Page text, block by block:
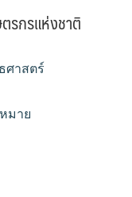
รกรแห่งชาติ
ศาสตร์
มาย